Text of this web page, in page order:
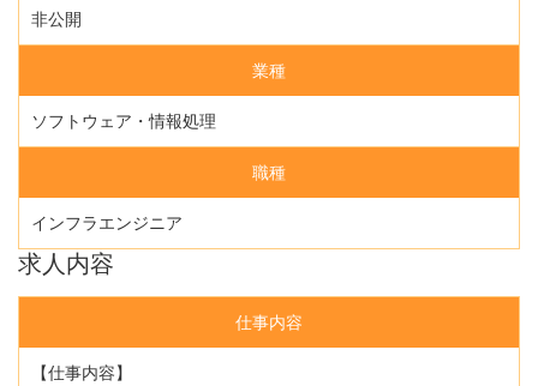
非公開
業種
ソフトウェア・情報処理
職種
インフラエンジニア
求人内容
仕事内容
【仕事内容】